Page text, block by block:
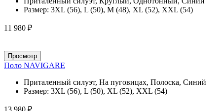
Размер: 3XL (56), L (50), M (48), XL (52), XXL (54)
11 980 ₽
Просмотр
Поло NAVIGARE
Приталенный силуэт, На пуговицах, Полоска, Синий
Размер: 3XL (56), L (50), XL (52), XXL (54)
13 980 ₽